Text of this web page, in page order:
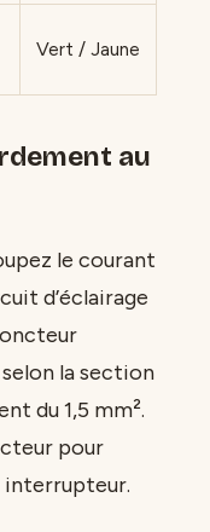
Vert / Jaune
au
le courant
d’éclairage
selon la section
du 1,5 mm².
pour
interrupteur.